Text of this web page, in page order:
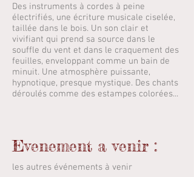
Des instruments à cordes à peine
électrifiés, une écriture musicale ciselée,
taillée dans le bois. Un son clair et
vivifiant qui prend sa source dans le
souffle du vent et dans le craquement des
feuilles, enveloppant comme un bain de
minuit. Une atmosphère puissante,
hypnotique, presque mystique. Des chants
déroulés comme des estampes colorées...
Evenement a venir :
les autres événements à venir